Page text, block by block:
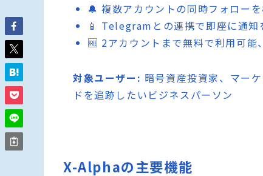
🔔 複数アカウントの同時フォロー
📱 Telegramとの連携で即座に通知
🆓 2アカウントまで無料で利用可能
対象ユーザー: 暗号資産投資家、マー
ドを追跡したいビジネスパーソン
X-Alphaの主要機能